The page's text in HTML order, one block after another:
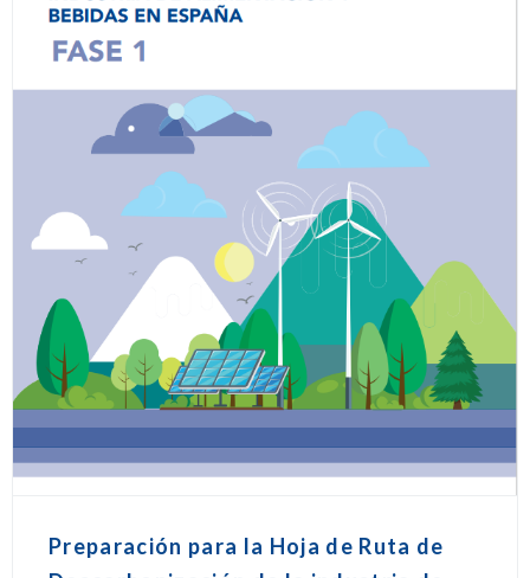
Preparación para la Hoja de Ruta de